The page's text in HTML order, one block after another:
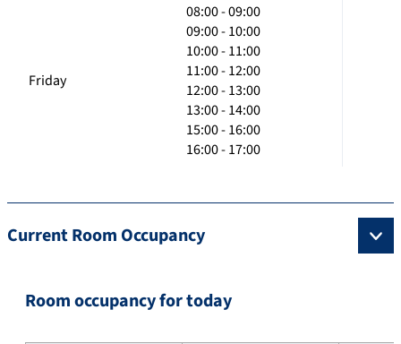
Friday
08:00 - 09:00
09:00 - 10:00
10:00 - 11:00
11:00 - 12:00
12:00 - 13:00
13:00 - 14:00
15:00 - 16:00
16:00 - 17:00
Current Room Occupancy
Room occupancy for today